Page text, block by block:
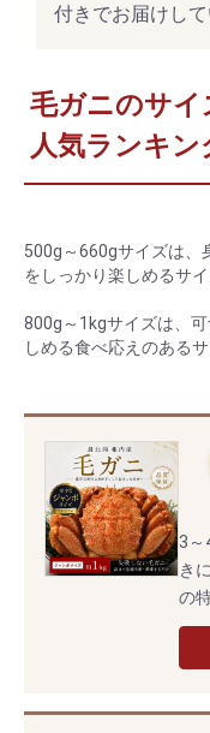
付きでお届けして
毛ガニのサイ
人気ランキン
500g～660gサイズは、
をしっかり楽しめるサ
800g～1kgサイズは、
しめる食べ応えのあるサ
3～
き
の